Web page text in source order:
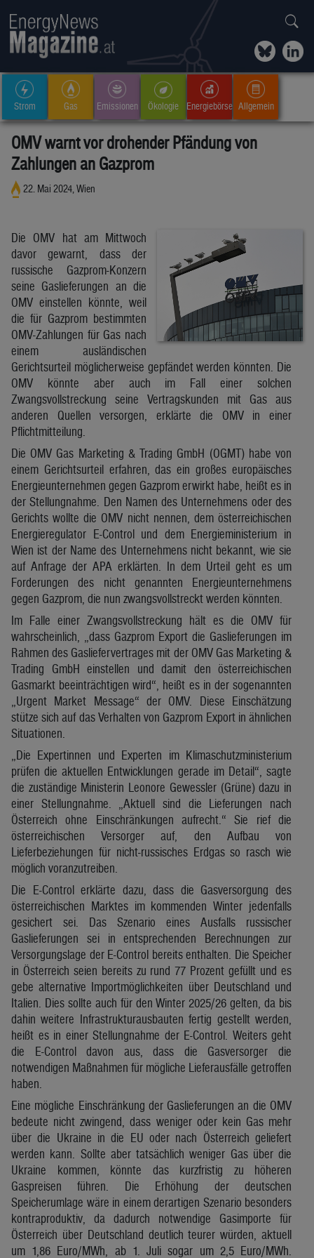
Strom Gas Emissionen Ökologie Energiebörse Allgemein
OMV warnt vor drohender Pfändung von
Zahlungen an Gazprom
22. Mai 2024, Wien
Die OMV hat am Mittwoch
davor gewarnt, dass der
russische Gazprom-Konzern
seine Gaslieferungen an die
OMV einstellen könnte, weil
die für Gazprom bestimmten
OMV-Zahlungen für Gas nach
einem ausländischen
Gerichtsurteil möglicherweise gepfändet werden könnten. Die
OMV könnte aber auch im Fall einer solchen
Zwangsvollstreckung seine Vertragskunden mit Gas aus
anderen Quellen versorgen, erklärte die OMV in einer
Pflichtmitteilung.
Die OMV Gas Marketing & Trading GmbH (OGMT) habe von
einem Gerichtsurteil erfahren, das ein großes europäisches
Energieunternehmen gegen Gazprom erwirkt habe, heißt es in
der Stellungnahme. Den Namen des Unternehmens oder des
Gerichts wollte die OMV nicht nennen, dem österreichischen
Energieregulator E-Control und dem Energieministerium in
Wien ist der Name des Unternehmens nicht bekannt, wie sie
auf Anfrage der APA erklärten. In dem Urteil geht es um
Forderungen des nicht genannten Energieunternehmens
gegen Gazprom, die nun zwangsvollstreckt werden könnten.
Im Falle einer Zwangsvollstreckung hält es die OMV für
wahrscheinlich, „dass Gazprom Export die Gaslieferungen im
Rahmen des Gasliefervertrages mit der OMV Gas Marketing &
Trading GmbH einstellen und damit den österreichischen
Gasmarkt beeinträchtigen wird“, heißt es in der sogenannten
„Urgent Market Message“ der OMV. Diese Einschätzung
stütze sich auf das Verhalten von Gazprom Export in ähnlichen
Situationen.
„Die Expertinnen und Experten im Klimaschutzministerium
prüfen die aktuellen Entwicklungen gerade im Detail“, sagte
die zuständige Ministerin Leonore Gewessler (Grüne) dazu in
einer Stellungnahme. „Aktuell sind die Lieferungen nach
Österreich ohne Einschränkungen aufrecht.“ Sie rief die
österreichischen Versorger auf, den Aufbau von
Lieferbeziehungen für nicht-russisches Erdgas so rasch wie
möglich voranzutreiben.
Die E-Control erklärte dazu, dass die Gasversorgung des
österreichischen Marktes im kommenden Winter jedenfalls
gesichert sei. Das Szenario eines Ausfalls russischer
Gaslieferungen sei in entsprechenden Berechnungen zur
Versorgungslage der E-Control bereits enthalten. Die Speicher
in Österreich seien bereits zu rund 77 Prozent gefüllt und es
gebe alternative Importmöglichkeiten über Deutschland und
Italien. Dies sollte auch für den Winter 2025/26 gelten, da bis
dahin weitere Infrastrukturausbauten fertig gestellt werden,
heißt es in einer Stellungnahme der E-Control. Weiters geht
die E-Control davon aus, dass die Gasversorger die
notwendigen Maßnahmen für mögliche Lieferausfälle getroffen
haben.
Eine mögliche Einschränkung der Gaslieferungen an die OMV
bedeute nicht zwingend, dass weniger oder kein Gas mehr
über die Ukraine in die EU oder nach Österreich geliefert
werden kann. Sollte aber tatsächlich weniger Gas über die
Ukraine kommen, könnte das kurzfristig zu höheren
Gaspreisen führen. Die Erhöhung der deutschen
Speicherumlage wäre in einem derartigen Szenario besonders
kontraproduktiv, da dadurch notwendige Gasimporte für
Österreich über Deutschland deutlich teurer würden, aktuell
um 1,86 Euro/MWh, ab 1. Juli sogar um 2,5 Euro/MWh.